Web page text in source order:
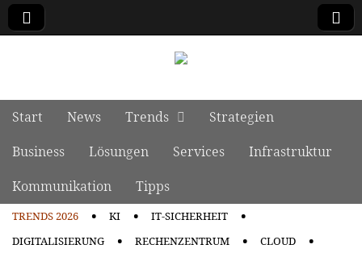
Main menu
Skip to content
Start News Trends
Strategien
Business
Lösungen Services
Infrastruktur
Kommunikation
Tipps
TRENDS 2026 KI
IT-SICHERHEIT
DIGITALISIERUNG
RECHENZENTRUM
CLOUD